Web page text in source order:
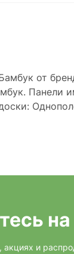
от
Панели
акциях и